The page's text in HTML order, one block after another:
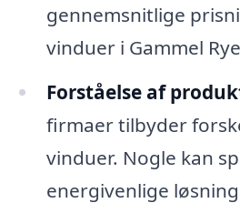
gennemsnitlige
vinduer i Gammel
Forståelse af
firmaer tilbyder
vinduer. Nogle kan
energivenlige